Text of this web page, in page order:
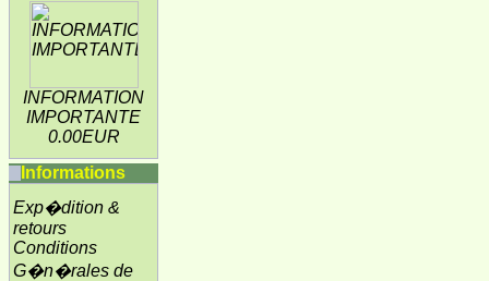
INFORMATION
IMPORTANTE
0.00EUR
Informations
Exp�dition &
retours
Conditions
G�n�rales de